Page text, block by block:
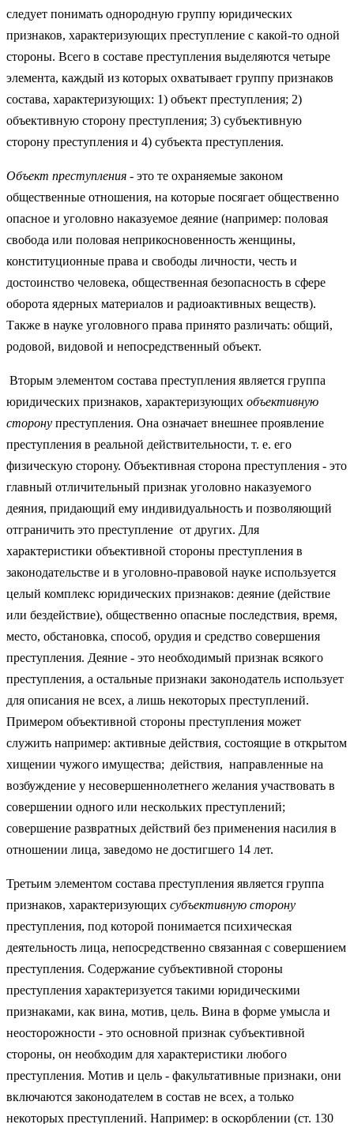
следует понимать однородную группу юридических
признаков, характеризующих преступление с какой-то одной
стороны. Всего в составе преступления выделяются четыре
элемента, каждый из которых охватывает группу признаков
состава, характеризующих: 1) объект преступления; 2)
объективную сторону преступления; 3) субъективную
сторону преступления и 4) субъекта преступления.
Объект преступления - это те охраняемые законом
общественные отношения, на которые посягает общественно
опасное и уголовно наказуемое деяние (например: половая
свобода или половая неприкосновенность женщины,
конституционные права и свободы личности, честь и
достоинство человека, общественная безопасность в сфере
оборота ядерных материалов и радиоактивных веществ).
Также в науке уголовного права принято различать: общий,
родовой, видовой и непосредственный объект.
Вторым элементом состава преступления является группа
юридических признаков, характеризующих объективную
сторону преступления. Она означает внешнее проявление
преступления в реальной действительности, т. е. его
физическую сторону. Объективная сторона преступления - это
главный отличительный признак уголовно наказуемого
деяния, придающий ему индивидуальность и позволяющий
отграничить это преступление от других. Для
характеристики объективной стороны преступления в
законодательстве и в уголовно-правовой науке используется
целый комплекс юридических признаков: деяние (действие
или бездействие), общественно опасные последствия, время,
место, обстановка, способ, орудия и средство совершения
преступления. Деяние - это необходимый признак всякого
преступления, а остальные признаки законодатель использует
для описания не всех, а лишь некоторых преступлений.
Примером объективной стороны преступления может
служить например: активные действия, состоящие в открытом
хищении чужого имущества; действия, направленные на
возбуждение у несовершеннолетнего желания участвовать в
совершении одного или нескольких преступлений;
совершение развратных действий без применения насилия в
отношении лица, заведомо не достигшего 14 лет.
Третьим элементом состава преступления является группа
признаков, характеризующих субъективную сторону
преступления, под которой понимается психическая
деятельность лица, непосредственно связанная с совершением
преступления. Содержание субъективной стороны
преступления характеризуется такими юридическими
признаками, как вина, мотив, цель. Вина в форме умысла и
неосторожности - это основной признак субъективной
стороны, он необходим для характеристики любого
преступления. Мотив и цель - факультативные признаки, они
включаются законодателем в состав не всех, а только
некоторых преступлений. Например: в оскорблении (ст. 130